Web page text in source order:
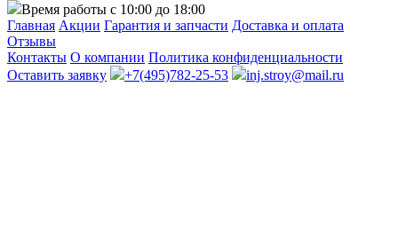
Время работы с 10:00 до 18:00
Главная Акции Гарантия и запчасти Доставка и оплата
Отзывы
Контакты О компании Политика конфиденциальности
Оставить заявку
+7(495)782-25-53 inj.stroy@mail.ru